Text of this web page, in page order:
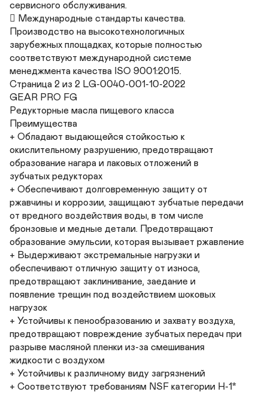
сервисного обслуживания.
 Международные стандарты качества.
Производство на высокотехнологичных
зарубежных площадках, которые полностью
соответствуют международной системе
менеджмента качества ISO 9001:2015.
Страница 2 из 2 LG-0040-001-10-2022
GEAR PRO FG
Редукторные масла пищевого класса
Преимущества
+ Обладают выдающейся стойкостью к
окислительному разрушению, предотвращают
образование нагара и лаковых отложений в
зубчатых редукторах
+ Обеспечивают долговременную защиту от
ржавчины и коррозии, защищают зубчатые передачи
от вредного воздействия воды, в том числе
бронзовые и медные детали. Предотвращают
образование эмульсии, которая вызывает ржавление
+ Выдерживают экстремальные нагрузки и
обеспечивают отличную защиту от износа,
предотвращают заклинивание, заедание и
появление трещин под воздействием шоковых
нагрузок
+ Устойчивы к пенообразованию и захвату воздуха,
предотвращают повреждение зубчатых передач при
разрыве масляной пленки из-за смешивания
жидкости с воздухом
+ Устойчивы к различному виду загрязнений